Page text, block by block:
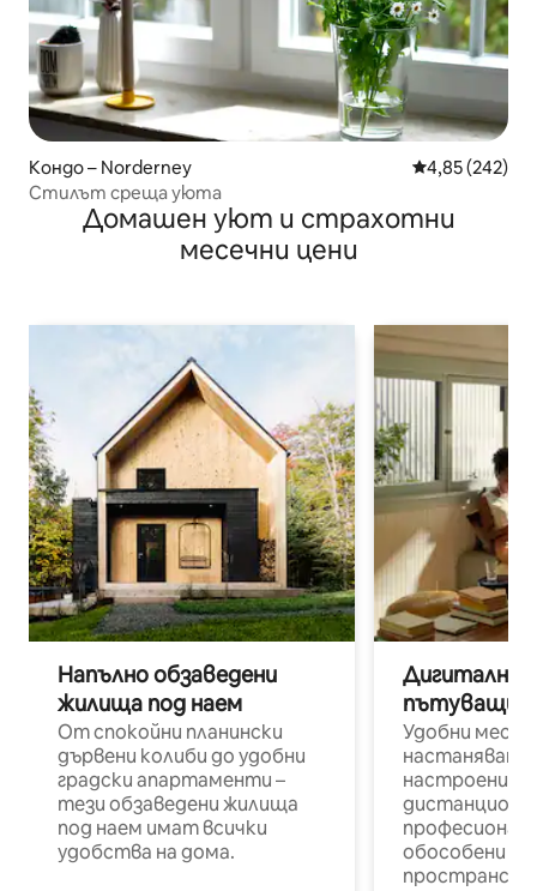
Кондо – Norderney Средна
4,85 (242)
Стилът среща уюта
Домашен уют и страхотни
месечни цени
Напълно обзаведени
жилища под наем
От спокойни планински
дървени колиби до удобни
градски апартаменти –
тези обзаведени жилища
под наем имат всички
удобства на дома.
Дигитални
пътуващи
Удобни
настаняване
настроени и
обособени